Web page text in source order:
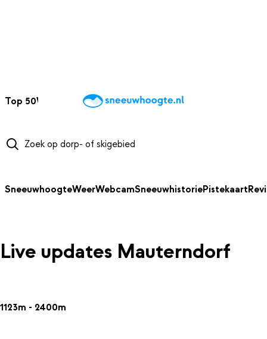
Top 50Webcams WintersportweerKaarten
SneeuwhoogteWeerWebcamSneeuwhistoriePistekaart
Live updates Mauterndorf
1123m - 2400m